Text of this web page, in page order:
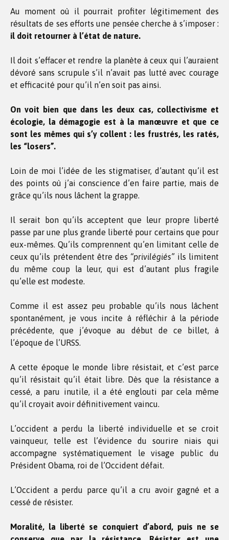
Au moment où il pourrait profiter légitimement des
résultats de ses efforts une pensée cherche à s’imposer :
il doit retourner à l’état de nature.
Il doit s’effacer et rendre la planète à ceux qui l’auraient
dévoré sans scrupule s’il n’avait pas lutté avec courage
et efficacité pour qu’il n’en soit pas ainsi.
On voit bien que dans les deux cas, collectivisme et
écologie, la démagogie est à la manœuvre et que ce
sont les mêmes qui s’y collent : les frustrés, les ratés,
les “losers”.
Loin de moi l’idée de les stigmatiser, d’autant qu’il est
des points où j’ai conscience d’en faire partie, mais de
grâce qu’ils nous lâchent la grappe.
Il serait bon qu’ils acceptent que leur propre liberté
passe par une plus grande liberté pour certains que pour
eux-mêmes. Qu’ils comprennent qu’en limitant celle de
ceux qu’ils prétendent être des “privilégiés”ils limitent
du même coup la leur, qui est d’autant plus fragile
qu’elle est modeste.
Comme il est assez peu probable qu’ils nous lâchent
spontanément, je vous incite à réfléchir à la période
précédente, que j’évoque au début de ce billet, à
l’époque de l’URSS.
A cette époque le monde libre résistait, et c’est parce
qu’il résistait qu’il était libre. Dès que la résistance a
cessé, a paru inutile, il a été englouti par cela même
qu’il croyait avoir définitivement vaincu.
L’occident a perdu la liberté individuelle et se croit
vainqueur, telle est l’évidence du sourire niais qui
accompagne systématiquement le visage public du
Président Obama, roi de l’Occident défait.
L’Occident a perdu parce qu’il a cru avoir gagné et a
cessé de résister.
Moralité, la liberté se conquiert d’abord, puis ne se